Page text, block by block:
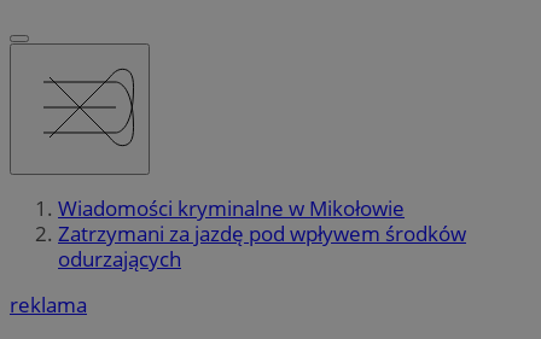
Wiadomości kryminalne w Mikołowie
Zatrzymani za jazdę pod wpływem środków
odurzających
reklama